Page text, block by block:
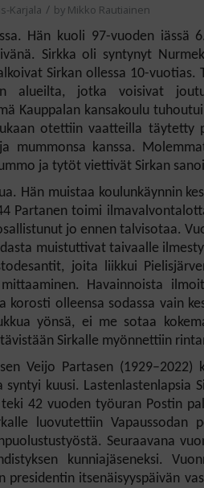
Karjala / by Mikko Rautiainen
Hän kuoli 97-vuoden iässä
Sirkka oli syntynyt
Sirkan ollessa 10-vuotias.
alueilta, jotka voisivat
Kauppalan kansakoulu
otettiin vaatteilla täytetty
ja mummonsa kanssa.
ja tytöt viettivät Sirkan
Hän muistaa koulunkäynnin
Partanen toimi
jo ennen talvisotaa.
muistuttivat taivaalle
joita liikkui
Havainnoista
korosti olleensa sodassa vain
yönsä, ei me sotaa
Sirkalle myönnettiin
Veijo Partasen (1929–2022)
syntyi kuusi. Lastenlastenlapsia
42 vuoden työuran Postin
luovutettiin Vapaussodan
Seuraavana
kunniajäseneksi.
presidentin itsenäisyyspäivän